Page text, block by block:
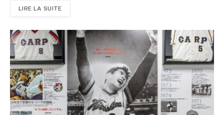
LIRE LA SUITE